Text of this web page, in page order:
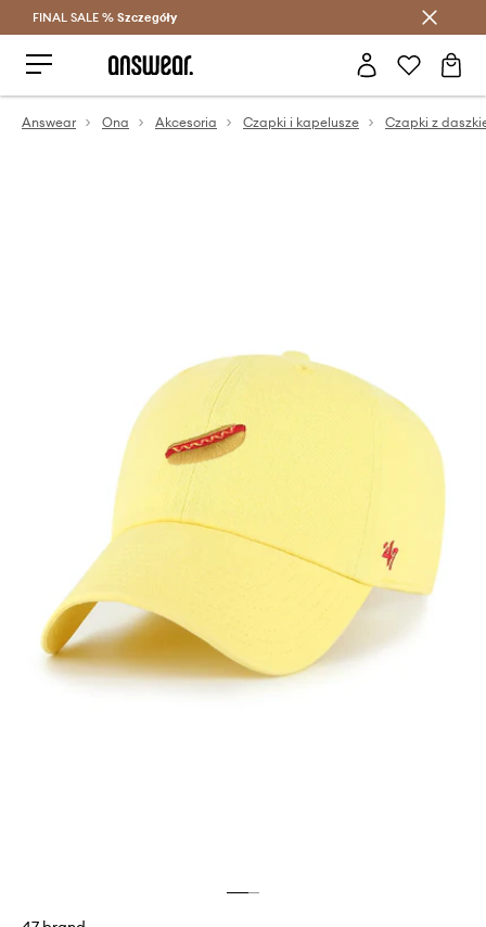
Oszczędzaj z Answear Club >
FINAL SALE % Szczegóły
Answear Ona Akcesoria Czapki i kapelusze Czapki z